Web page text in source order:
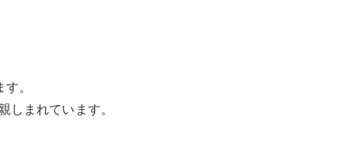
。
しまれています。